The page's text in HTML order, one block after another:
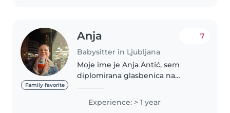
Family favorite
Anja
Babysitter in Ljubljana
7
Moje ime je Anja Antić, sem
diplomirana glasbenica na
Jeseni začenjam magistrski
študij na smeru IPP
Experience: > 1 year